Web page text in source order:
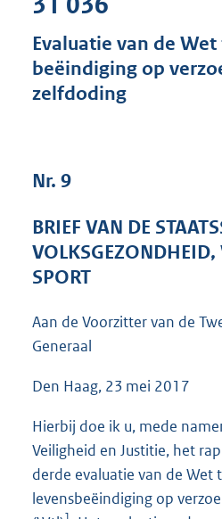
Evaluatie van de
beëindiging op
zelfdoding
Nr. 9
BRIEF VAN DE
VOLKSGEZONDHEID,
SPORT
Aan de Voorzitter van de
Generaal
Den Haag, 23 mei 2017
Hierbij doe ik u, mede
Veiligheid en Justitie, het
derde evaluatie van de Wet
levensbeëindiging op